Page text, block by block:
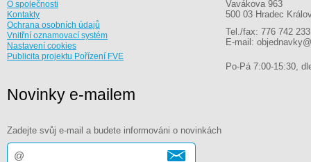
O společnosti
Kontakty
Ochrana osobních údajů
Vnitřní oznamovací systém
Nastavení cookies
Publicita projektu Pořízení FVE
Vavákova 963
500 03 Hradec
Tel./fax: 776 742 233
E-mail:
Po-Pá 7:00-15:30,
Novinky e-mailem
Zadejte svůj e-mail a budete informováni o novinkách